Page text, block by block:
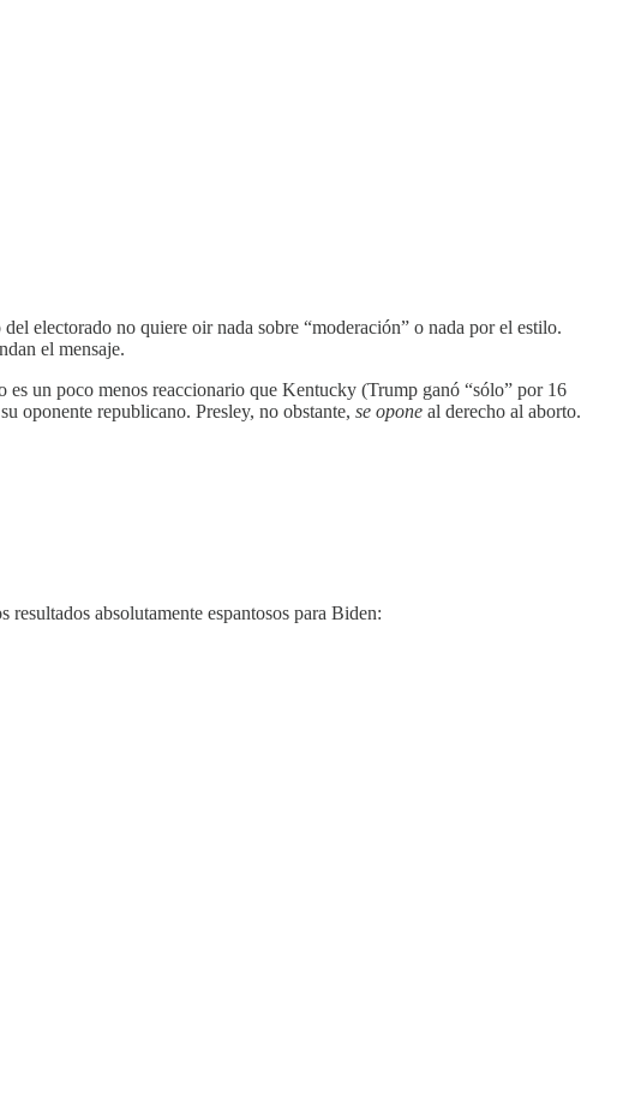
electorado no quiere oir nada sobre “moderación” o nada por el estilo.
el mensaje.
es un poco menos reaccionario que Kentucky (Trump ganó “sólo” por 16
oponente republicano. Presley, no obstante, se opone al derecho al aborto.
absolutamente espantosos para Biden: